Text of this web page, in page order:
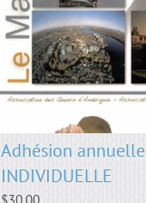
Adhésion annuelle
INDIVIDUELLE